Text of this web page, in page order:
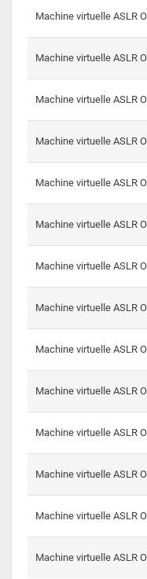
Machine virtuelle ASLR
Machine virtuelle ASLR
Machine virtuelle ASLR
Machine virtuelle ASLR
Machine virtuelle ASLR
Machine virtuelle ASLR
Machine virtuelle ASLR
Machine virtuelle ASLR
Machine virtuelle ASLR
Machine virtuelle ASLR
Machine virtuelle ASLR
Machine virtuelle ASLR
Machine virtuelle ASLR
Machine virtuelle ASLR